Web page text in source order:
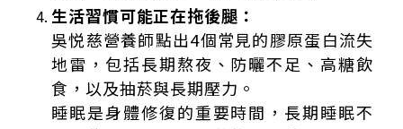
生活習慣可能正在拖後腿：
吳悦慈營養師點出4個常見的膠原蛋白流失
地雷，包括長期熬夜、防曬不足、高糖飲
食，以及抽菸與長期壓力。
睡眠是身體修復的重要時間，長期睡眠不